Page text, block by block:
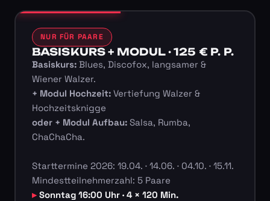
NUR FÜR PAARE
BASISKURS + MODUL · 125 € P. P.
Basiskurs:Blues, Discofox, langsamer &
Wiener Walzer.
+ Modul Hochzeit:Vertiefung Walzer &
Hochzeitsknigge
oder + Modul Aufbau:Salsa, Rumba,
ChaChaCha.
Starttermine 2026: 19.04. · 14.06. · 04.10. · 15.11.
Mindestteilnehmerzahl: 5 Paare
Sonntag 16:00 Uhr · 4 × 120 Min.